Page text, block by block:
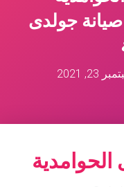
مركز صيانة جولدى
23, 2021